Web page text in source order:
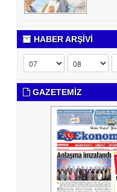
HABER ARŞİVİ
GAZETEMİZ